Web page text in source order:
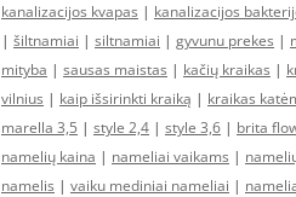
kanalizacijos kvapas | kanalizacijos
| šiltnamiai | siltnamiai | gyvunu prekes |
mityba | sausas maistas | kačių kraikas |
vilnius | kaip išsirinkti kraiką | kraikas
marella 3,5 | style 2,4 | style 3,6 | brita
namelių kaina | nameliai vaikams |
namelis | vaiku mediniai nameliai |